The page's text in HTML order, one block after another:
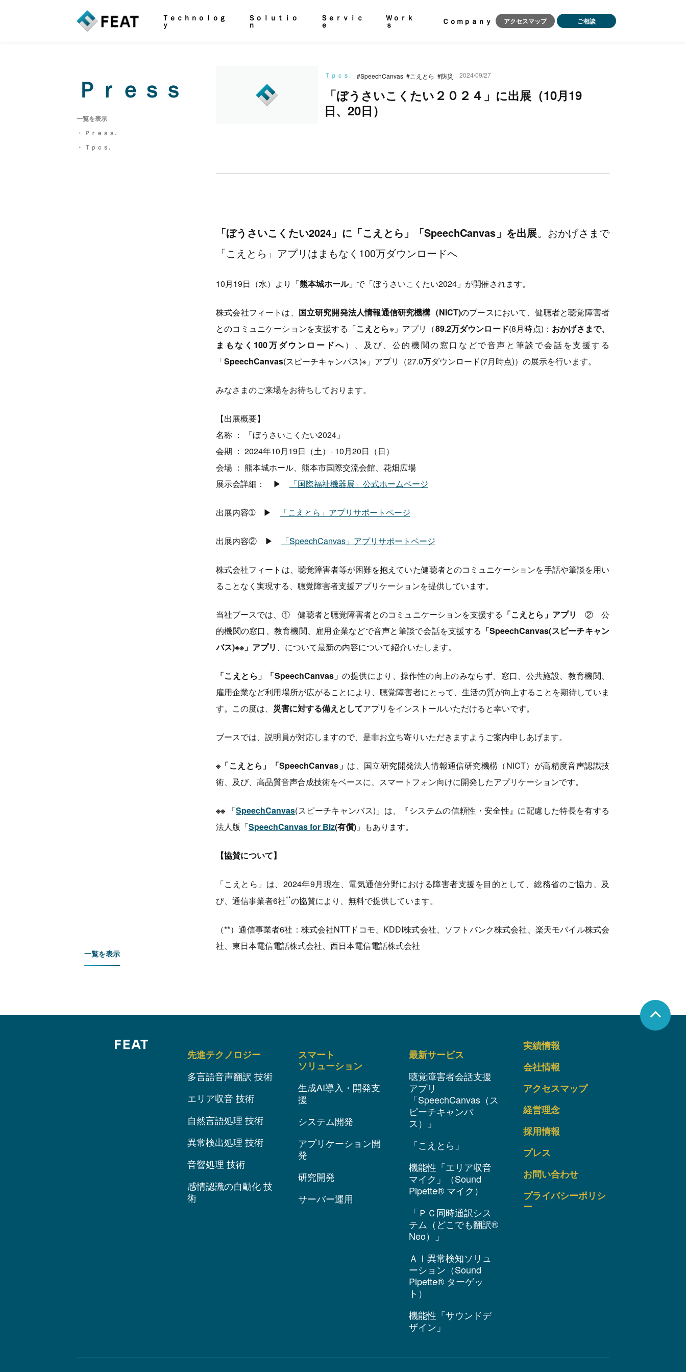
Ｔｅｃｈｎｏｌｏｇ
ｙ
Ｓｏｌｕｔｉｏ
ｎ
Ｓｅｒｖｉｃ
ｅ
Ｗｏｒｋ
ｓ Ｃｏｍｐａｎｙ アクセスマップ ご相談
Ｐｒｅｓｓ
一覧を表示
・ Ｐｒｅｓｓ.
・ Ｔｐｃｓ.
一覧を表示
Ｔｐｃｓ. SpeechCanvas こえとら 防災 2024/09/27
「ぼう さいこ く たい ２０２４」 に出展 （10月19
日、 20日）
「ぼうさいこくたい2024」に「こえとら」「SpeechCanvas」を出展。おかげさまで
「こえとら」アプリはまもなく100万ダウンロードへ
10月19日（水）より「熊本城ホール」で「ぼうさいこくたい2024」が開催されます。
株式会社フィートは、 国立研究開発法人情報通信研究機構（NICT)のブースにおいて、健聴者と聴覚障害者
とのコミュニケーションを支援する「こえとら※」アプリ（89.2万ダウンロード(8月時点)： おかげさまで、
まもなく100万ダウンロードへ）、及び、公的機関の窓口などで音声と筆談で会話を支援する
「SpeechCanvas(スピーチキャンバス)※」アプリ（27.0万ダウンロード(7月時点)）の展示を行います。
みなさまのご来場をお待ちしております。
【出展概要】
名称 ： 「ぼうさいこくたい2024」
会期 ： 2024年10月19日（土）- 10月20日（日）
会場 ： 熊本城ホール、熊本市国際交流会館、花畑広場
展示会詳細： ▶
「国際福祉機器展」公式ホームページ
出展内容➀ ▶ 「こえとら」アプリサポートページ
出展内容② ▶ 「SpeechCanvas」アプリサポートページ
株式会社フィートは、聴覚障害者等が困難を抱えていた健聴者とのコミュニケーションを手話や筆談を用い
ることなく実現する、聴覚障害者支援アプリケーションを提供しています。
当社ブースでは、① 健聴者と聴覚障害者とのコミュニケーションを支援する 「こえとら」アプリ ② 公
的機関の窓口、教育機関、雇用企業などで音声と筆談で会話を支援する 「SpeechCanvas(スピーチキャン
バス)※※」アプリ
、について最新の内容について紹介いたします。
「こえとら」「SpeechCanvas」の提供により、操作性の向上のみならず、窓口、公共施設、教育機関、
雇用企業など利用場所が広がることにより、聴覚障害者にとって、生活の質が向上することを期待していま
す。この度は、 災害に対する備えとしてアプリをインストールいただけると幸いです。
ブースでは、説明員が対応しますので、是非お立ち寄りいただきますようご案内申しあげます。
※「こえとら」「SpeechCanvas」 は、国立研究開発法人情報通信研究機構（NICT）が高精度音声認識技
術、及び、高品質音声合成技術をベースに、スマートフォン向けに開発したアプリケーションです。
※※ 「SpeechCanvas(スピーチキャンバス)」は、『システムの信頼性・安全性』に配慮した特長を有する
法人版「SpeechCanvas for Biz(有償) 」もあります。
【協賛について】
「こえとら」は、2024年9月現在、電気通信分野における障害者支援を目的として、総務省のご協力、及
び、通信事業者6社**の協賛により、無料で提供しています。
（**）通信事業者6社：株式会社NTTドコモ、KDDI株式会社、ソフトバンク株式会社、楽天モバイル株式会
社、東日本電信電話株式会社、西日本電信電話株式会社
先進テクノロジー
多言語音声翻訳 技術
エリア収音 技術
自然言語処理 技術
異常検出処理 技術
音響処理 技術
感情認識の自動化 技
術
スマート
ソリューション
生成AI導入・開発支
援
システム開発
アプリケーション開
発
研究開発
サーバー運用
最新サービス
聴覚障害者会話支援
アプリ
「SpeechCanvas（ス
ピーチキャンバ
ス）」
「こえとら」
機能性「エリア収音
マイク」（Sound
Pipette® マイク）
「ＰＣ同時通訳シス
テム（どこでも翻訳®
Neo）」
ＡＩ異常検知ソリュ
ーション（Sound
Pipette® ターゲッ
ト）
機能性「サウンドデ
ザイン」
実績情報
会社情報
アクセスマップ
経営理念
採用情報
プレス
お問い合わせ
プライバシーポリシ
ー